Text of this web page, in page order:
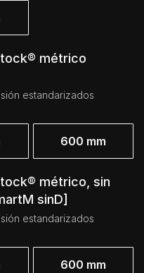
métrico
estandarizados
600 mm
métrico, sin
sinD]
estandarizados
600 mm